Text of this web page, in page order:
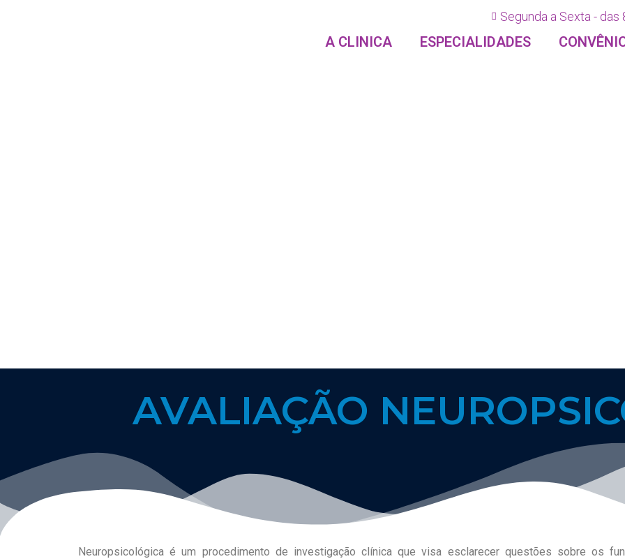
Segunda a Sexta - das
A CLINICA ESPECIALIDADES
AVALIAÇÃO
Neuropsicológica é um procedimento de investigação clínica que visa esclarecer questões sobre os